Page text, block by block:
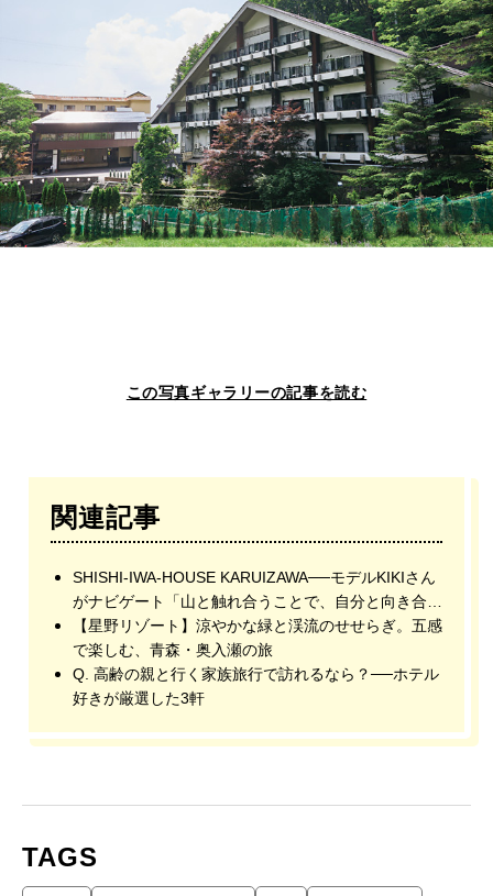
この写真ギャラリーの記事を読む
関連記事
SHISHI-IWA-HOUSE KARUIZAWA──モデルKIKIさん
がナビゲート「山と触れ合うことで、自分と向き合う
ホテル」
【星野リゾート】涼やかな緑と渓流のせせらぎ。五感
で楽しむ、青森・奥入瀬の旅
Q. 高齢の親と行く家族旅行で訪れるなら？──ホテル
好きが厳選した3軒
TAGS